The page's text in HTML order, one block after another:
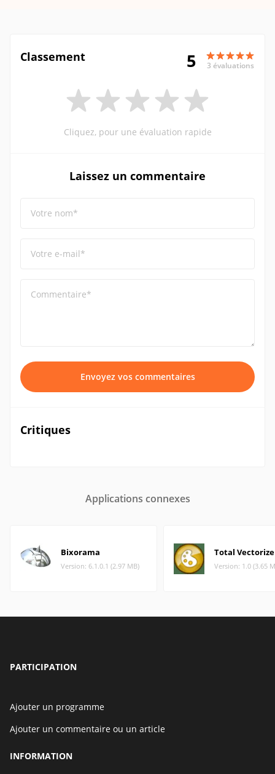
Classement 5 3 évaluations
Cliquez, pour une évaluation rapide
Laissez un commentaire
Votre nom*
Votre e-mail*
Commentaire*
Envoyez vos commentaires
Critiques
Applications connexes
Bixorama
Version: 6.1.0.1 (2.97 MB)
Total Vectorize
Version: 1.0 (3.65
PARTICIPATION
Ajouter un programme
Ajouter un commentaire ou un article
INFORMATION